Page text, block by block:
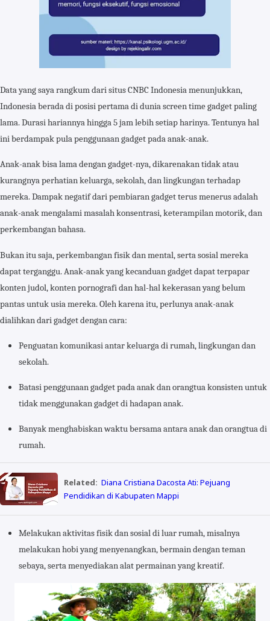
Data yang saya rangkum dari situs CNBC Indonesia menunjukkan,
Indonesia berada di posisi pertama di dunia screen time gadget paling
lama. Durasi hariannya hingga 5 jam lebih setiap harinya. Tentunya hal
ini berdampak pula penggunaan gadget pada anak-anak.
Anak-anak bisa lama dengan gadget-nya, dikarenakan tidak atau
kurangnya perhatian keluarga, sekolah, dan lingkungan terhadap
mereka. Dampak negatif dari pembiaran gadget terus menerus adalah
anak-anak mengalami masalah konsentrasi, keterampilan motorik, dan
perkembangan bahasa.
Bukan itu saja, perkembangan fisik dan mental, serta sosial mereka
dapat terganggu. Anak-anak yang kecanduan gadget dapat terpapar
konten judol, konten pornografi dan hal-hal kekerasan yang belum
pantas untuk usia mereka. Oleh karena itu, perlunya anak-anak
dialihkan dari gadget dengan cara:
Penguatan komunikasi antar keluarga di rumah, lingkungan dan
sekolah.
Batasi penggunaan gadget pada anak dan orangtua konsisten untuk
tidak menggunakan gadget di hadapan anak.
Banyak menghabiskan waktu bersama antara anak dan orangtua di
rumah.
Related: Diana Cristiana Dacosta Ati: Pejuang
Pendidikan di Kabupaten Mappi
Melakukan aktivitas fisik dan sosial di luar rumah, misalnya
melakukan hobi yang menyenangkan, bermain dengan teman
sebaya, serta menyediakan alat permainan yang kreatif.